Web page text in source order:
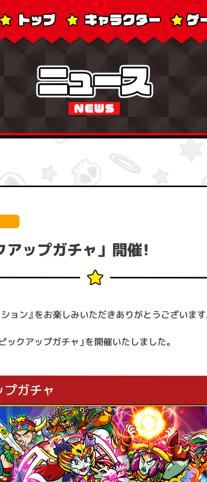
ップガチャ」 開催！
ョン』をお楽しみいただきありがとうございます
クアップガチャ」を開催いたしました。
ガチャ